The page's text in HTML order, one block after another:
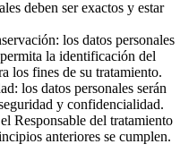
deben ser exactos y estar
los datos personales
la identificación del
los fines de su tratamiento.
los datos personales serán
y confidencialidad.
Responsable del tratamiento
anteriores se cumplen.